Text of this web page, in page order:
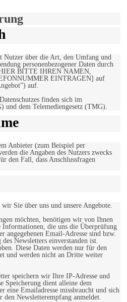
Nutzer über die Art, den Umfang und
personenbezogener Daten durch
BITTE IHREN NAMEN,
EINTRAGEN] auf
auf.
finden sich im
und dem Telemediengesetz (TMG).
Anbieter (zum Beispiel per
die Angaben des Nutzers zwecks
den Fall, dass Anschlussfragen
Sie über uns und unsere Angebote.
möchten, benötigen wir von Ihnen
Informationen, die uns die Überprüfung
angegebenen Email-Adresse sind bzw.
Newsletters einverstanden ist.
Diese Daten werden nur für den
und werden nicht an Dritte weiter
speichern wir Ihre IP-Adresse und
Speicherung dient alleine dem
eine Emailadresse missbraucht und sich
den Newsletterempfang anmeldet.